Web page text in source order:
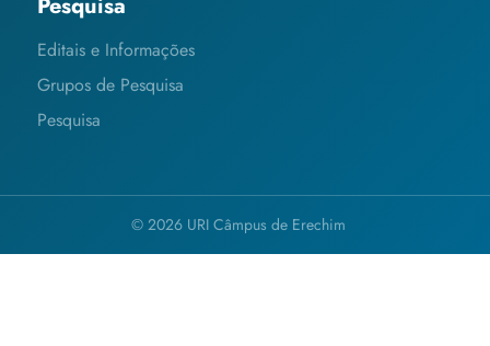
Editais e Informações
Grupos de Pesquisa
Pesquisa
© 2026 URI Câmpus de Erechim